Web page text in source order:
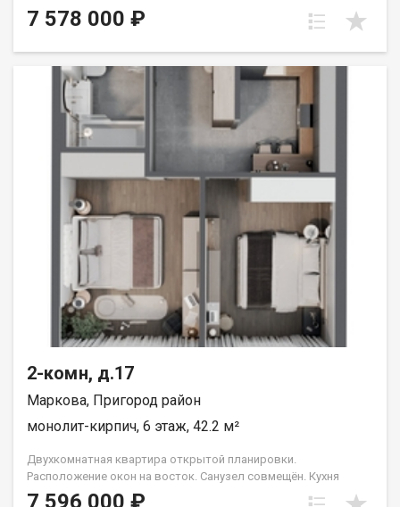
которые легко справятся с задачей обеспечивать вас
солнечным светом на протяжение всего дня. Из спальни
7 578 000 ₽
2-комн, д.17
Маркова, Пригород район
монолит-кирпич, 6 этаж, 42.2 м²
Двухкомнатная квартира открытой планировки.
Расположение окон на восток. Санузел совмещён. Кухня
выделена в нишу. Идеальное решение для первого жилья или
7 596 000 ₽